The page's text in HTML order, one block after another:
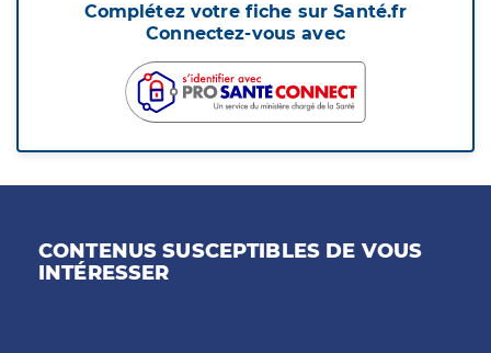
Complétez votre fiche sur Santé.fr
Connectez-vous avec
CONTENUS SUSCEPTIBLES DE VOUS
INTÉRESSER